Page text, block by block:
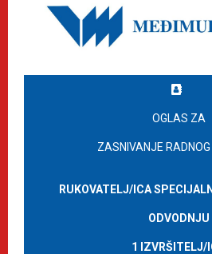
OGLAS ZA
ZASNIVANJE
RUKOVATELJ/ICA
ODVODNJU
1 IZVRŠITELJ/